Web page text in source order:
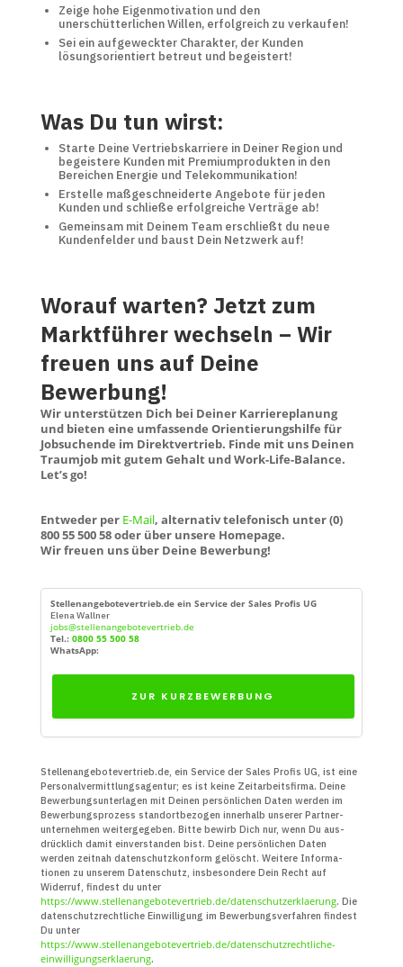
Zeige hohe Eigenmotivation und den
unerschütterlichen Willen, erfolgreich zu verkaufen!
Sei ein aufgeweckter Charakter, der Kunden
lösungsorientiert betreut und begeistert!
Was Du tun wirst:
Starte Deine Vertriebskarriere in Deiner Region und
begeistere Kunden mit Premiumprodukten in den
Bereichen Energie und Telekommunikation!
Erstelle maßgeschneiderte Angebote für jeden
Kunden und schließe erfolgreiche Verträge ab!
Gemeinsam mit Deinem Team erschließt du neue
Kundenfelder und baust Dein Netzwerk auf!
Worauf warten? Jetzt zum
Marktführer wechseln – Wir
freuen uns auf Deine
Bewerbung!
Wir unterstützen Dich bei Deiner Karriereplanung
und bieten eine umfassende Orientierungshilfe für
Jobsuchende im Direktvertrieb. Finde mit uns Deinen
Traumjob mit gutem Gehalt und Work-Life-Balance.
Let’s go!
Entweder per E-Mail, alternativ telefonisch unter (0)
800 55 500 58 oder über unsere Homepage.
Wir freuen uns über Deine Bewerbung!
Stellenangebotevertrieb.de ein Service der Sales Profis UG
Elena Wallner
jobs@stellenangebotevertrieb.de
Tel.: 0800 55 500 58
WhatsApp:
ZUR KURZBEWERBUNG
Stellenangebotevertrieb.de, ein Service der Sales Profis UG, ist eine
Personal­vermittlungs­agentur; es ist keine Zeit­arbeits­firma. Deine
Bewerbungs­unter­lagen mit Deinen persön­lichen Daten werden im
Bewerbungs­prozess standort­bezogen innerhalb unserer Partner­
unter­nehmen weiter­gegeben. Bitte bewirb Dich nur, wenn Du aus­
drücklich damit ein­verstanden bist. Deine persön­lichen Daten
werden zeitnah daten­schutz­konform gelöscht. Weitere Infor­ma­
tionen zu unserem Daten­schutz, insbe­sondere Dein Recht auf
Widerruf, findest du unter
https://www.stellenangebotevertrieb.de/datenschutzerklaerung. Die
daten­schutz­recht­liche Ein­willigung im Bewerbungs­verfahren findest
Du unter
https://www.stellenangebotevertrieb.de/datenschutzrechtliche-
einwilligungserklaerung.